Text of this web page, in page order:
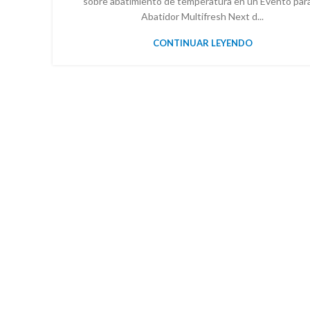
Abatidor Multifresh Next d...
CONTINUAR LEYENDO